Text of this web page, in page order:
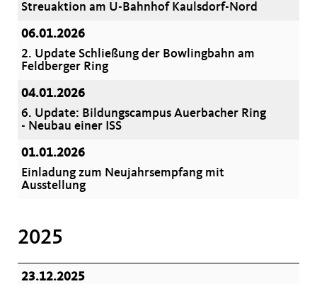
Streuaktion am U-Bahnhof Kaulsdorf-Nord
06.01.2026
2. Update Schließung der Bowlingbahn am
Feldberger Ring
04.01.2026
6. Update: Bildungscampus Auerbacher Ring
- Neubau einer ISS
01.01.2026
Einladung zum Neujahrsempfang mit
Ausstellung
2025
23.12.2025